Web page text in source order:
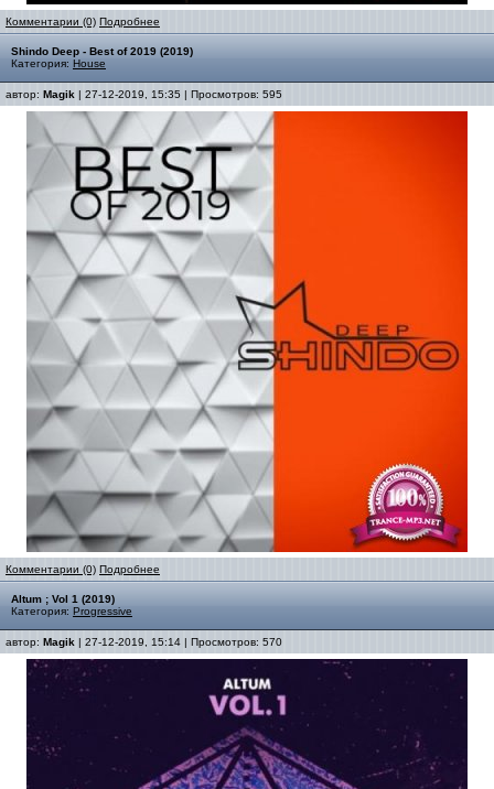
Комментарии (0) Подробнее
Shindo Deep - Best of 2019 (2019)
Категория: House
автор: Magik | 27-12-2019, 15:35 | Просмотров: 595
Комментарии (0) Подробнее
Altum ; Vol 1 (2019)
Категория: Progressive
автор: Magik | 27-12-2019, 15:14 | Просмотров: 570